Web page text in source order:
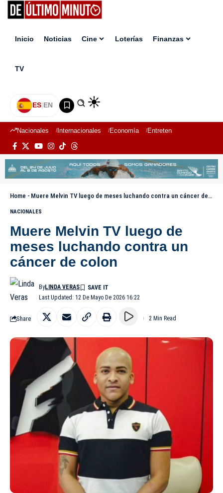
Inicio Noticias Cine Loterías Finanzas
TV
ES|EN
Nacionales Internacionales Economía Entretenimiento
Home - Muere Melvin TV luego de meses luchando contra un cáncer de colon
NACIONALES
Muere Melvin TV luego de
meses luchando contra un
cáncer de colon
Last Updated: 12 De Mayo De 2026 16:22
ByLINDA VERAS
Share 2 Min Read